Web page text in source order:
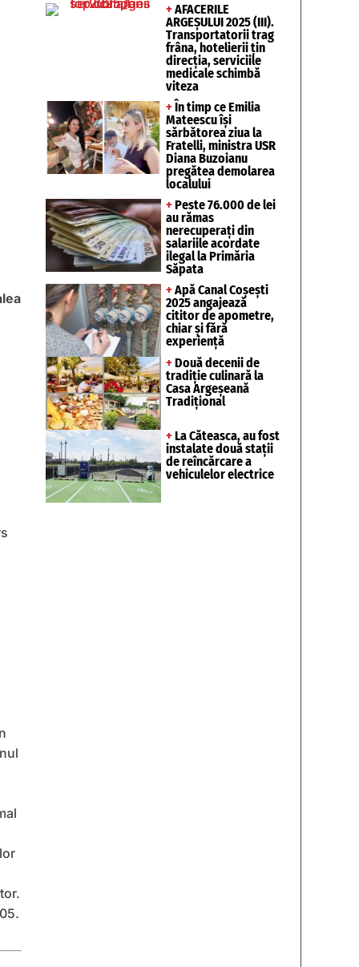
+ AFACERILE
ARGEȘULUI 2025 (III).
Transportatorii trag
frâna, hotelierii țin
direcția, serviciile
medicale schimbă
viteza
+ În timp ce Emilia
Mateescu își
sărbătorea ziua la
Fratelli, ministra USR
Diana Buzoianu
pregătea demolarea
localului
+ Peste 76.000 de lei
au rămas
nerecuperați din
salariile acordate
ilegal la Primăria
Săpata
+ Apă Canal Coșești
2025 angajează
cititor de apometre,
chiar și fără
experiență
+ Două decenii de
tradiție culinară la
Casa Argeșeană
Tradițional
+ La Căteasca, au fost
instalate două stații
de reîncărcare a
vehiculelor electrice